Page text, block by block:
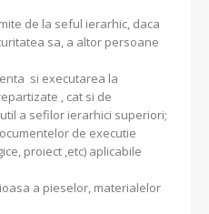
de la seful ierarhic, daca
sa, a altor persoane
si executarea la
, cat si de
a sefilor ierarhici superiori;
de executie
proiect ,etc) aplicabile
a pieselor, materialelor